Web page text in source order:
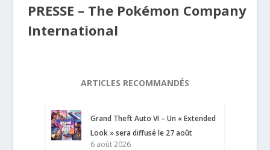
PRESSE – The Pokémon Company
International
ARTICLES RECOMMANDÉS
Grand Theft Auto VI – Un « Extended
Look » sera diffusé le 27 août
6 août 2026